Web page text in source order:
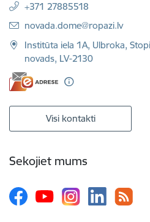
+371 27885518
E-pasts:
novada.dome@ropazi.lv
Institūta iela 1A, Ulbroka,
novads, LV-2130
Visi kontakti
Sekojiet mums